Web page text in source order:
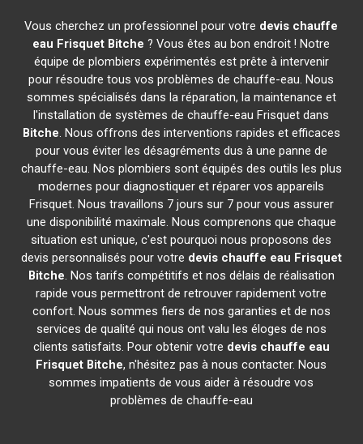
Vous cherchez un professionnel pour votre devis chauffe
eau Frisquet Bitche ? Vous êtes au bon endroit ! Notre
équipe de plombiers expérimentés est prête à intervenir
pour résoudre tous vos problèmes de chauffe-eau. Nous
sommes spécialisés dans la réparation, la maintenance et
l'installation de systèmes de chauffe-eau Frisquet dans
Bitche. Nous offrons des interventions rapides et efficaces
pour vous éviter les désagréments dus à une panne de
chauffe-eau. Nos plombiers sont équipés des outils les plus
modernes pour diagnostiquer et réparer vos appareils
Frisquet. Nous travaillons 7 jours sur 7 pour vous assurer
une disponibilité maximale. Nous comprenons que chaque
situation est unique, c'est pourquoi nous proposons des
devis personnalisés pour votre devis chauffe eau Frisquet
Bitche. Nos tarifs compétitifs et nos délais de réalisation
rapide vous permettront de retrouver rapidement votre
confort. Nous sommes fiers de nos garanties et de nos
services de qualité qui nous ont valu les éloges de nos
clients satisfaits. Pour obtenir votre devis chauffe eau
Frisquet Bitche, n'hésitez pas à nous contacter. Nous
sommes impatients de vous aider à résoudre vos
problèmes de chauffe-eau